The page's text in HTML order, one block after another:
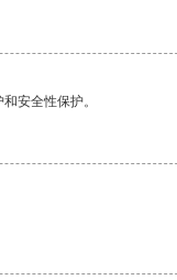
安全性保护。